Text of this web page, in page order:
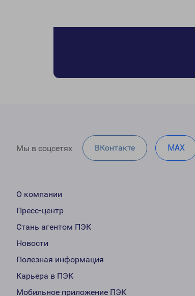
Мы в соцсетях ВКонтакте MAX
О компании
Пресс-центр
Стань агентом ПЭК
Новости
Полезная информация
Карьера в ПЭК
Мобильное приложение ПЭК